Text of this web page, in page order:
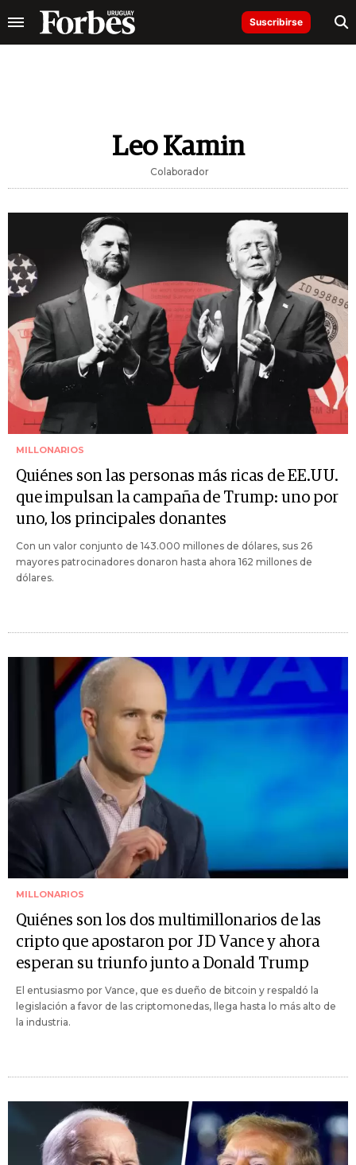
Suscribirse
Leo Kamin
Colaborador
MILLONARIOS
Quiénes son las personas más ricas de EE.UU.
que impulsan la campaña de Trump: uno por
uno, los principales donantes
Con un valor conjunto de 143.000 millones de dólares, sus 26
mayores patrocinadores donaron hasta ahora 162 millones de
dólares.
MILLONARIOS
Quiénes son los dos multimillonarios de las
cripto que apostaron por JD Vance y ahora
esperan su triunfo junto a Donald Trump
El entusiasmo por Vance, que es dueño de bitcoin y respaldó la
legislación a favor de las criptomonedas, llega hasta lo más alto de
la industria.